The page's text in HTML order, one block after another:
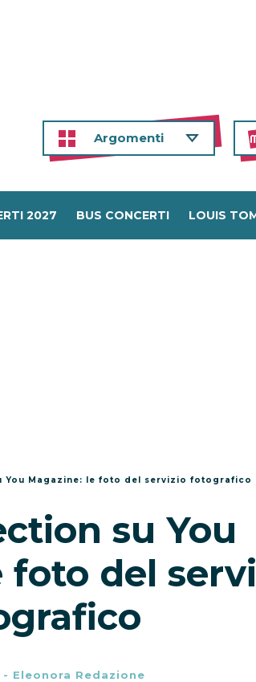
Argomenti
2027 BUS CONCERTI LOUIS
You Magazine: le foto del servizio fotografico
su You
foto del
- Eleonora Redazione